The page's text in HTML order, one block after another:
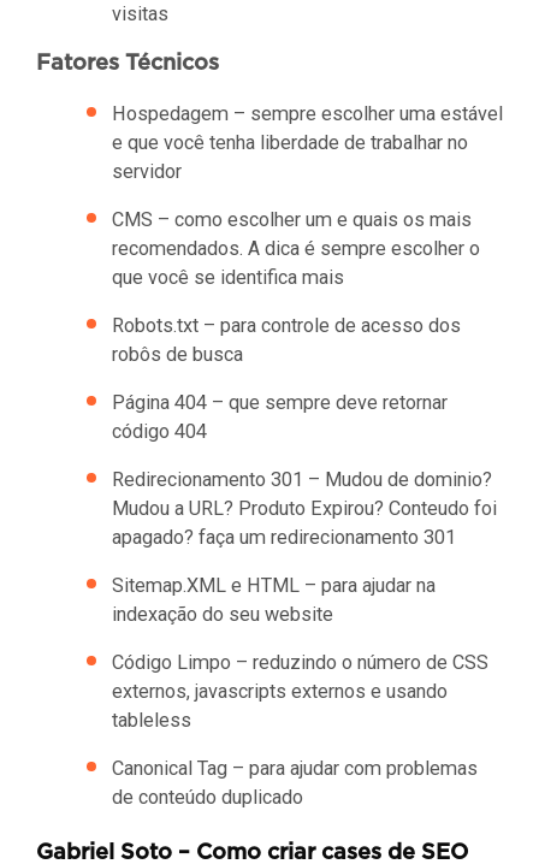
visitas
Fatores Técnicos
Hospedagem – sempre escolher uma estável
e que você tenha liberdade de trabalhar no
servidor
CMS – como escolher um e quais os mais
recomendados. A dica é sempre escolher o
que você se identifica mais
Robots.txt – para controle de acesso dos
robôs de busca
Página 404 – que sempre deve retornar
código 404
Redirecionamento 301 – Mudou de dominio?
Mudou a URL? Produto Expirou? Conteudo foi
apagado? faça um redirecionamento 301
Sitemap.XML e HTML – para ajudar na
indexação do seu website
Código Limpo – reduzindo o número de CSS
externos, javascripts externos e usando
tableless
Canonical Tag – para ajudar com problemas
de conteúdo duplicado
Gabriel Soto – Como criar cases de SEO